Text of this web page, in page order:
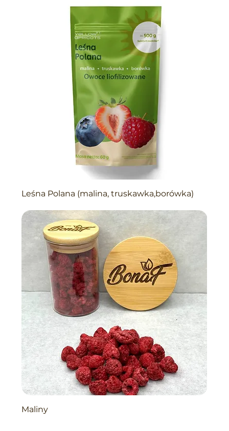
Leśna Polana (malina, truskawka,borówka)
Maliny